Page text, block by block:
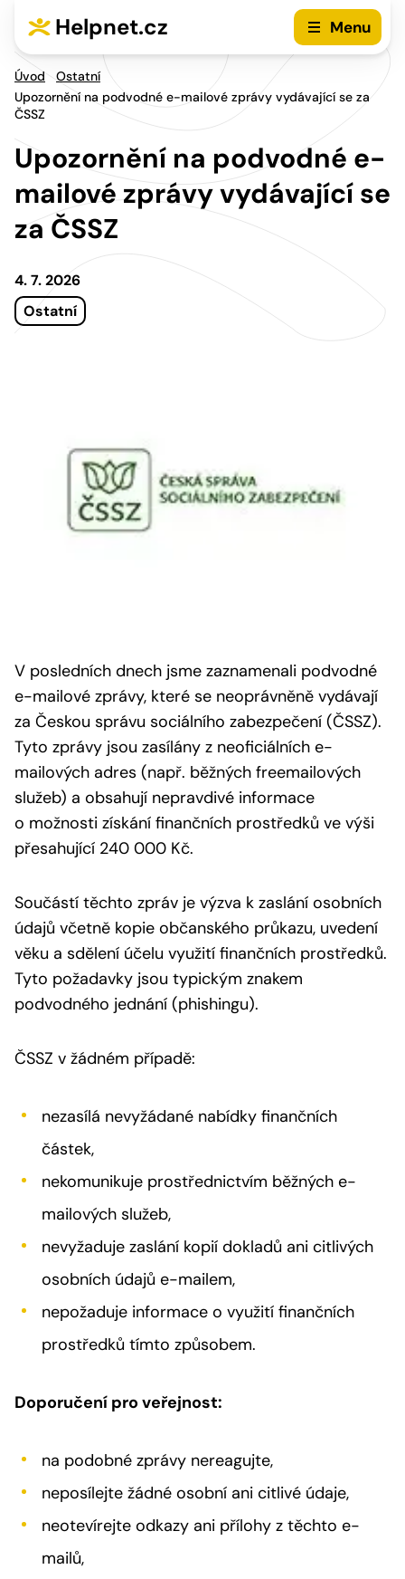
Helpnet.cz Menu
Úvod
Ostatní
Upozornění na podvodné e-mailové zprávy vydávající se za
ČSSZ
Upozornění na podvodné e-
mailové zprávy vydávající se
za ČSSZ
4. 7. 2026
Ostatní
V posledních dnech jsme zaznamenali podvodné
e-mailové zprávy, které se neoprávněně vydávají
za Českou správu sociálního zabezpečení (ČSSZ).
Tyto zprávy jsou zasílány z neoficiálních e-
mailových adres (např. běžných freemailových
služeb) a obsahují nepravdivé informace
o možnosti získání finančních prostředků ve výši
přesahující 240 000 Kč.
Součástí těchto zpráv je výzva k zaslání osobních
údajů včetně kopie občanského průkazu, uvedení
věku a sdělení účelu využití finančních prostředků.
Tyto požadavky jsou typickým znakem
podvodného jednání (phishingu).
ČSSZ v žádném případě:
nezasílá nevyžádané nabídky finančních
částek,
nekomunikuje prostřednictvím běžných e-
mailových služeb,
nevyžaduje zaslání kopií dokladů ani citlivých
osobních údajů e-mailem,
nepožaduje informace o využití finančních
prostředků tímto způsobem.
Doporučení pro veřejnost:
na podobné zprávy nereagujte,
neposílejte žádné osobní ani citlivé údaje,
neotevírejte odkazy ani přílohy z těchto e-
mailů,